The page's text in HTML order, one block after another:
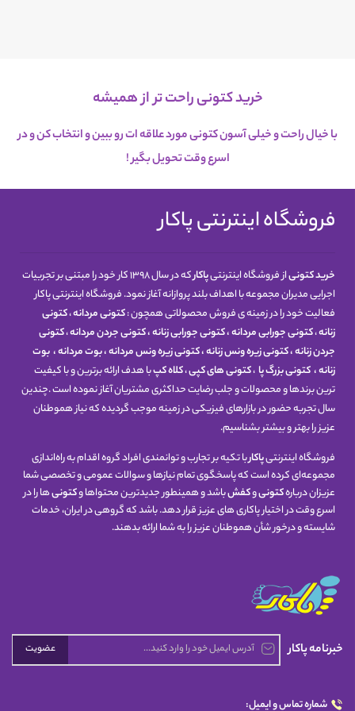
خرید کتونی راحت تر از همیشه
با خیال راحت و خیلی آسون کتونی مورد علاقه ات رو ببین و انتخاب کن و در
اسرعوقت تحویل بگیر !
فروشگاه اینترنتی پاکار
خرید کتونیاز فروشگاه اینترنتیپاکار
که در سال 1398 کار خود را مبتنی بر تجربیات
اجرایی مدیران مجموعه با اهداف بلند پروازانه آغاز نمود. فروشگاه اینترنتی پاکار
فعالیت خود را در زمینه ی فروش محصولاتی همچون :کتونی مردانه،کتونی
زنانه،کتونی جورابی مردانه،کتونی جورابی زنانه،کتونی جردن مردانه،کتونی
جردن زنانه،کتونی زیره ونس زنانه،کتونی زیره ونس مردانه،بوت مردانه،بوت
زنانه، کتونیبزرگ پا ،کتونی های کپی،کلاه کپبا هدف ارائه برترین و با کیفیت
ترین برندها و محصولات و جلب رضایت حداکثری مشتریان آغاز نموده است .چندین
سال تجربه حضور در بازارهای فیزیکی در زمینه موجب گردیده که نیاز هموطنان
عزیز را بهتر و بیشتر بشناسیم.
فروشگاه اینترنتیپاکاربا تکیه بر تجارب و توانمندی افراد گروه اقدام به راه‌اندازی
مجموعه‌ای کرده است که پاسخگوی تمام نیازها و سوالات عمومی و تخصصی شما
عزیزان دربارهکتونیوکفشباشد و همینطور جدیدترین محتواها وکتونیها را در
اسرع وقت در اختیار پاکاری های عزیز قرار دهد. باشد که گروهی در ایران، خدمات
شایسته و درخور شأن هموطنان عزیز را به شما ارائه بدهند.
خبرنامه پاکار عضویت
شماره تماس و ایمیل: